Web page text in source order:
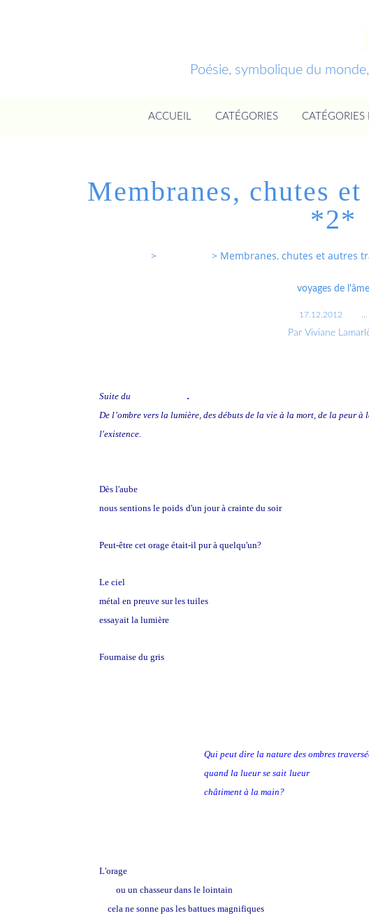
Poésie, symbolique du
ACCUEIL CATÉGORIES CATÉGORIES
Membranes, chutes
*2*
> > Membranes, chutes et autres
voyages de l'âme
17.12.2012
Par Viviane
Suite du
.
De l’ombre vers la lumière, des débuts de la vie à la mort, de la peur
l'existence.
Dès l'aube
nous sentions le poids d'un jour à crainte du soir
Peut-être cet orage était-il pur à quelqu'un?
Le ciel
métal en preuve sur les tuiles
essayait la lumière
Fournaise du gris
Qui peut dire la nature des ombres
quand la lueur se sait lueur
châtiment à la main?
L'orage
ou un chasseur dans le lointain
cela ne sonne pas les battues magnifiques